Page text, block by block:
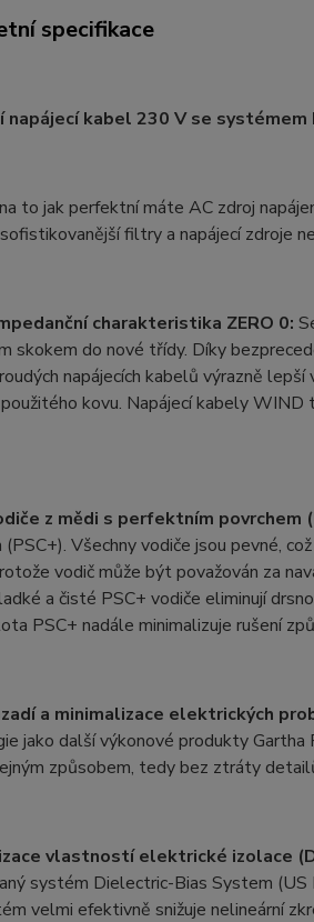
specifikace
napájecí kabel 230 V se systémem
to jak perfektní máte AC zdroj
filtry a napájecí zdroje
charakteristika ZERO 0:
skokem do nové třídy. Díky
napájecích kabelů výrazně
kovu. Napájecí kabely WIND
z mědi s perfektním povrchem
(PSC+). Všechny vodiče jsou pevné,
vodič může být považován za
a čisté PSC+ vodiče eliminují
PSC+ nadále minimalizuje rušení
a minimalizace elektrických
jako další výkonové produkty
způsobem, tedy bez ztráty
vlastností elektrické izolace
systém Dielectric-Bias System
velmi efektivně snižuje nelineární